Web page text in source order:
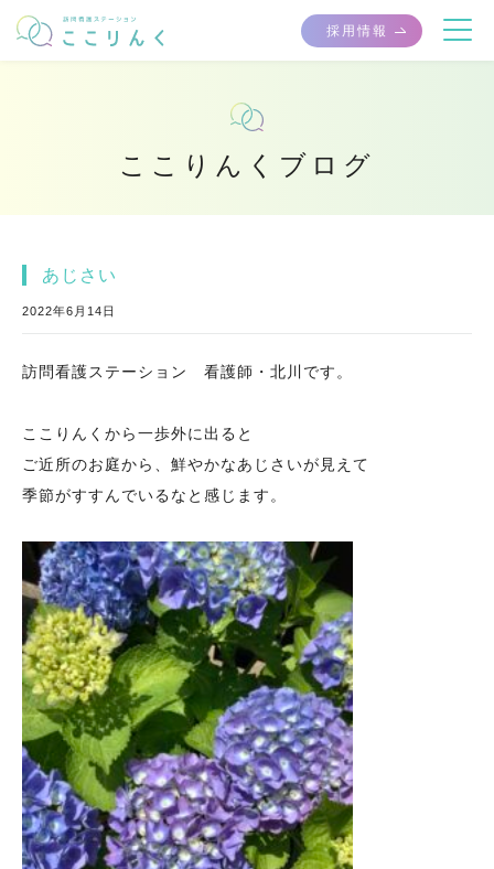
採用情報
ここりんくブログ
あじさい
2022年6月14日
訪問看護ステーション 看護師・北川です。
ここりんくから一歩外に出ると
ご近所のお庭から、鮮やかなあじさいが見えて
季節がすすんでいるなと感じます。